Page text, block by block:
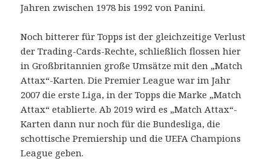
Jahren zwischen 1978 bis 1992 von Panini.
Noch bitterer für Topps ist der gleichzeitige Verlust
der Trading-Cards-Rechte, schließlich flossen hier
in Großbritannien große Umsätze mit den „Match
Attax“-Karten. Die Premier League war im Jahr
2007 die erste Liga, in der Topps die Marke „Match
Attax“ etablierte. Ab 2019 wird es „Match Attax“-
Karten dann nur noch für die Bundesliga, die
schottische Premiership und die UEFA Champions
League geben.